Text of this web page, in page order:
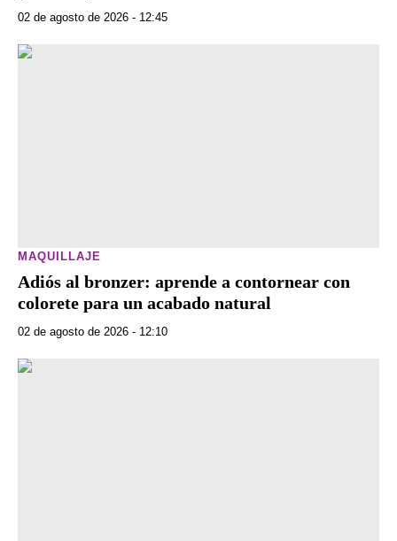
02 de agosto de 2026 - 12:45
MAQUILLAJE
Adiós al bronzer: aprende a contornear con
colorete para un acabado natural
02 de agosto de 2026 - 12:10